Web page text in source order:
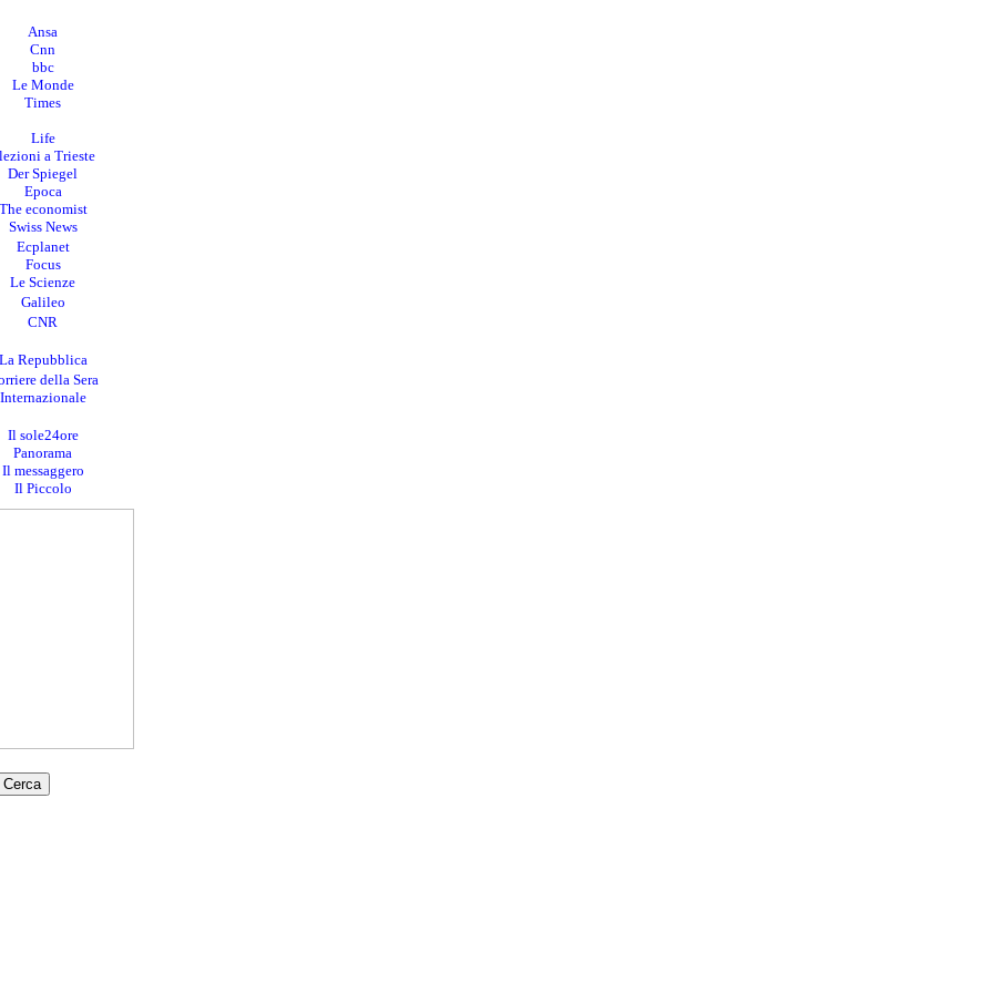
Ansa
Cnn
bbc
Le Monde
Times
Life
a Trieste
Der Spiegel
Epoca
economist
Swiss News
Ecplanet
Focus
Le Scienze
Galileo
CNR
Repubblica
della Sera
Internazionale
Il sole24ore
Panorama
Il messaggero
Il Piccolo